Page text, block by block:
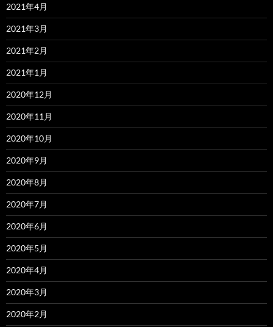
2021年4月
2021年3月
2021年2月
2021年1月
2020年12月
2020年11月
2020年10月
2020年9月
2020年8月
2020年7月
2020年6月
2020年5月
2020年4月
2020年3月
2020年2月